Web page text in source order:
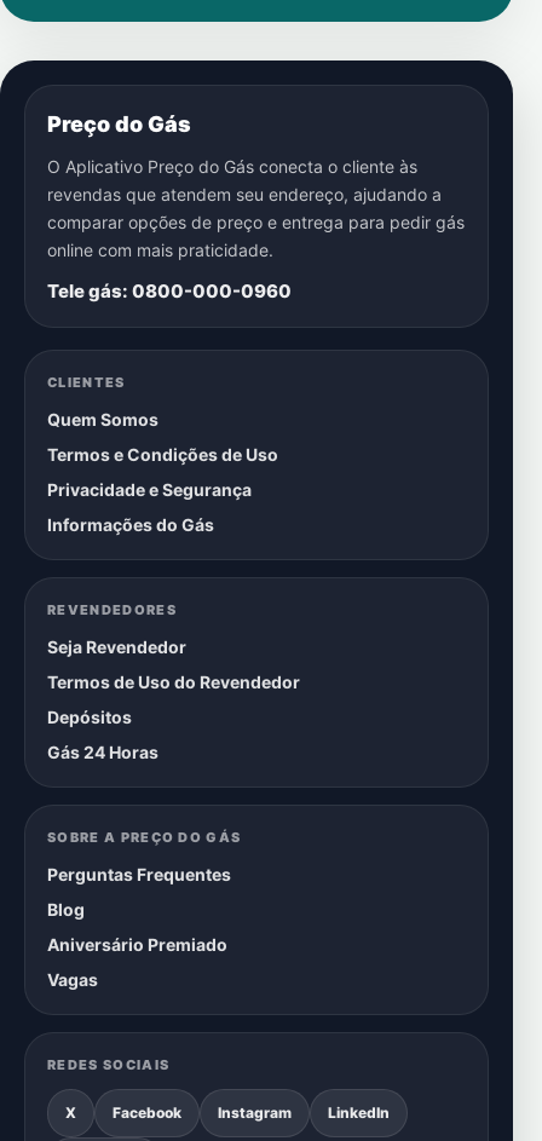
Preço do Gás
O Aplicativo Preço do Gás conecta o cliente às
revendas que atendem seu endereço, ajudando a
comparar opções de preço e entrega para pedir gás
online com mais praticidade.
Tele gás: 0800-000-0960
CLIENTES
Quem Somos
Termos e Condições de Uso
Privacidade e Segurança
Informações do Gás
REVENDEDORES
Seja Revendedor
Termos de Uso do Revendedor
Depósitos
Gás 24 Horas
SOBRE A PREÇO DO GÁS
Perguntas Frequentes
Blog
Aniversário Premiado
Vagas
REDES SOCIAIS
X Facebook Instagram LinkedIn